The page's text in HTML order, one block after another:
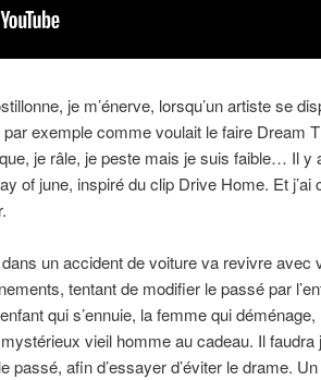
je m’énerve, lorsqu’un artiste se
exemple comme voulait le faire Dream
je râle, je peste mais je suis faible… Il y
of june, inspiré du clip Drive Home. Et j’ai
un accident de voiture va revivre avec
tentant de modifier le passé par
qui s’ennuie, la femme qui déménage,
vieil homme au cadeau. Il faudra
passé, afin d’essayer d’éviter le drame.